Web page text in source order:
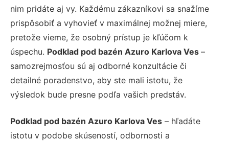
nim pridáte aj vy. Každému zákazníkovi sa snažíme
prispôsobiť a vyhovieť v maximálnej možnej miere,
pretože vieme, že osobný prístup je kľúčom k
úspechu. Podklad pod bazén Azuro Karlova Ves –
samozrejmosťou sú aj odborné konzultácie či
detailné poradenstvo, aby ste mali istotu, že
výsledok bude presne podľa vašich predstáv.
Podklad pod bazén Azuro Karlova Ves – hľadáte
istotu v podobe skúseností, odbornosti a